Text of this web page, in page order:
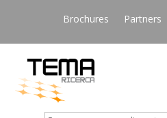
Brochures Partners